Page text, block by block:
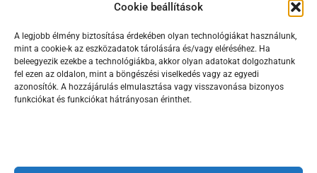
Cookie beállítások
A legjobb élmény biztosítása érdekében olyan technológiákat használunk,
mint a cookie-k az eszközadatok tárolására és/vagy eléréséhez. Ha
beleegyezik ezekbe a technológiákba, akkor olyan adatokat dolgozhatunk
fel ezen az oldalon, mint a böngészési viselkedés vagy az egyedi
azonosítók. A hozzájárulás elmulasztása vagy visszavonása bizonyos
funkciókat és funkciókat hátrányosan érinthet.
Adatkezelési szabályzat
Jogi nyilatkozat
Kapcsolat
Impresszum